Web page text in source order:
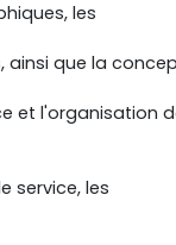
les
ainsi que la
et l'organisation
service, les